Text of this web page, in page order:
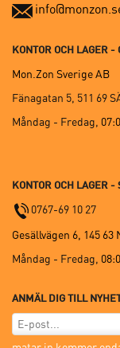
KONTOR OCH LAGER -
Mon.Zon Sverige AB
Fänagatan 5, 511 69
Måndag - Fredag,
KONTOR OCH LAGER -
0767-69 10 27
Gesällvägen 6, 145 63
Måndag - Fredag,
ANMÄL DIG TILL